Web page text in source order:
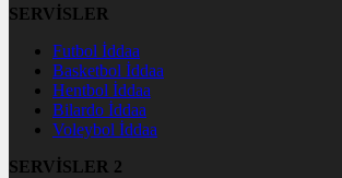
SERVİSLER
Futbol İddaa
Basketbol İddaa
Hentbol İddaa
Bilardo İddaa
Voleybol İddaa
SERVİSLER 2